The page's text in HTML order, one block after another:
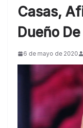
Casas,
Dueño
6 de mayo de 2020